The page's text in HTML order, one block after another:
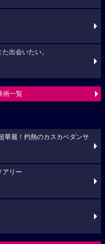
出会いたい。
画一覧
華麗！灼熱のカスカベダンサ
アリー